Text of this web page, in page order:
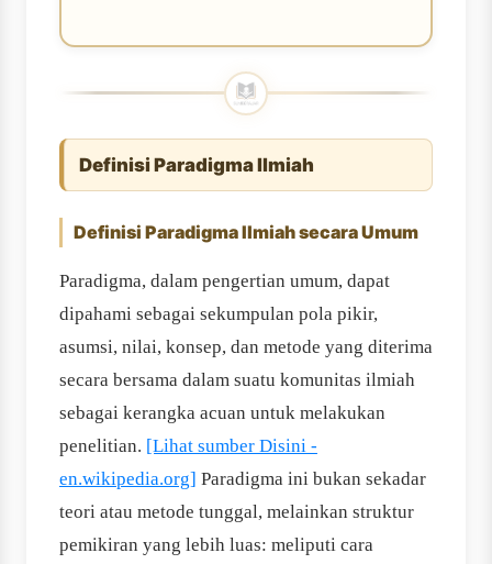
Definisi Paradigma Ilmiah
Definisi Paradigma Ilmiah secara Umum
Paradigma, dalam pengertian umum, dapat
dipahami sebagai sekumpulan pola pikir,
asumsi, nilai, konsep, dan metode yang diterima
secara bersama dalam suatu komunitas ilmiah
sebagai kerangka acuan untuk melakukan
penelitian. [Lihat sumber Disini -
en.wikipedia.org] Paradigma ini bukan sekadar
teori atau metode tunggal, melainkan struktur
pemikiran yang lebih luas: meliputi cara